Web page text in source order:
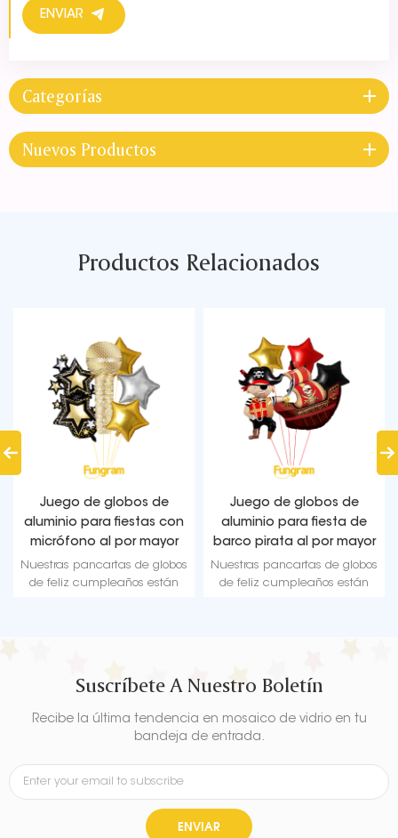
ENVIAR
Categorías
Nuevos Productos
Productos Relacionados
Juego de globos de
aluminio para fiestas con
micrófono al por mayor
Nuestras pancartas de globos
de feliz cumpleaños están
aire.
Juego de globos de
aluminio para fiesta de
barco pirata al por mayor
Nuestras pancartas de globos
de feliz cumpleaños están
ultrabrillante que mantiene la
aire.
Suscríbete A Nuestro Boletín
Recibe la última tendencia en mosaico de vidrio en tu
bandeja de entrada.
ENVIAR